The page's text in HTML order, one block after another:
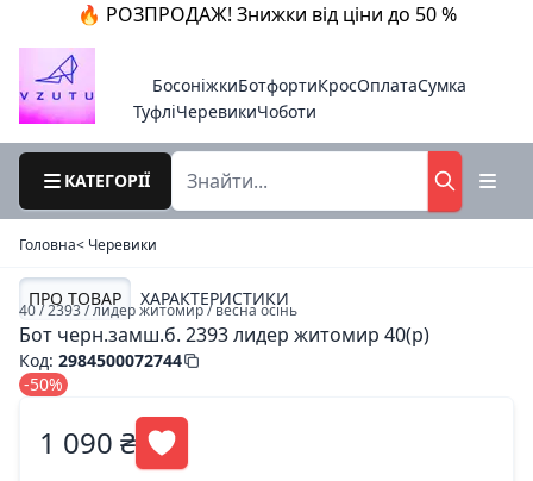
🔥 РОЗПРОДАЖ! Знижки від ціни до 50 %
БосоніжкиБотфортиКросОплатаСумка
ТуфліЧеревикиЧоботи
КАТЕГОРІЇ
Головна< Черевики
ПРО ТОВАР ХАРАКТЕРИСТИКИ
40 / 2393 / лидер житомир / весна осінь
Бот черн.замш.б. 2393 лидер житомир 40(р)
Код: 2984500072744
-50%
1 090 ₴